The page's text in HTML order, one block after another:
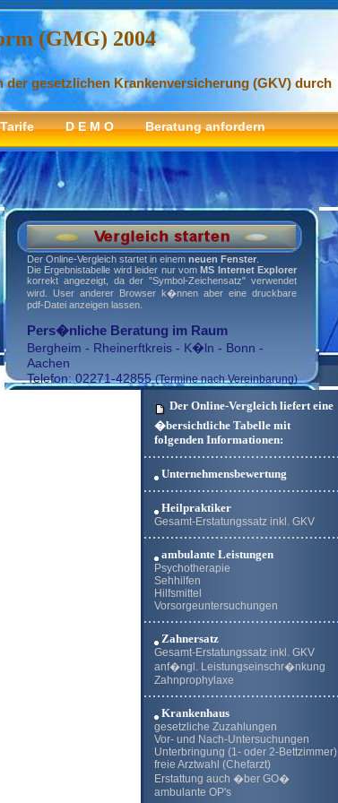
(GMG) 2004
gesetzlichen Krankenversicherung (GKV) durch
D E M O Beratung anfordern
Der Online-Vergleich startet in einem neuen Fenster
Die Ergebnistabelle wird leider nur vomMS Internet Explorer
korrekt angezeigt, da der "Symbol-Zeichensatz" verwendet
wird. User anderer Browser k�nnen aber eine druckbare
pdf-Datei anzeigen lassen.
Pers�nliche Beratung im Raum
Bergheim - Rheinerftkreis - K�ln - Bonn -
Aachen
Telefon: 02271-42855 (Termine nach Vereinbarung)
Der Online-Vergleich liefert eine
�bersichtliche Tabelle mit
folgenden Informationen:
Unternehmensbewertung
Heilpraktiker
Gesamt-Erstatungssatz inkl. GKV
ambulante Leistungen
Psychotherapie
Sehhilfen
Hilfsmittel
Vorsorgeuntersuchungen
Zahnersatz
Gesamt-Erstatungssatz inkl. GKV
anf�ngl. Leistungseinschr�nkung
Zahnprophylaxe
Krankenhaus
gesetzliche Zuzahlungen
Vor- und Nach-Untersuchungen
Unterbringung (1- oder 2-Bettzimmer)
freie Arztwahl (Chefarzt)
Erstattung auch �ber GO�
ambulante OP's